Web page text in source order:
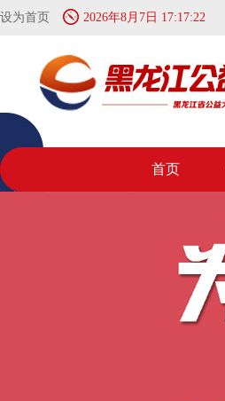
设为首页 2026年8月7日 17:17:22
首页